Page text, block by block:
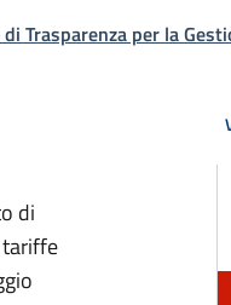
Trasparenza per la
di